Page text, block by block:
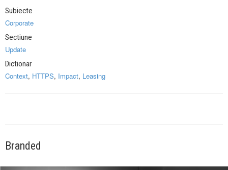
Subiecte
Corporate
Sectiune
Update
Dictionar
Context, HTTPS, Impact, Leasing
Branded